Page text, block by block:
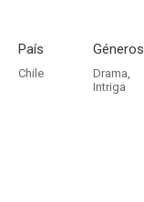
País
Chile
Géneros
Drama,
Intriga